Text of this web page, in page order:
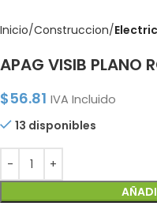
Inicio Construccion
APAG VISIB PLANO
$56.81 IVA Incluido
13 disponibles